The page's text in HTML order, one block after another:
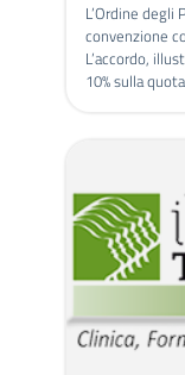
L’Ordine
convenzione
L’accordo,
10% sulla